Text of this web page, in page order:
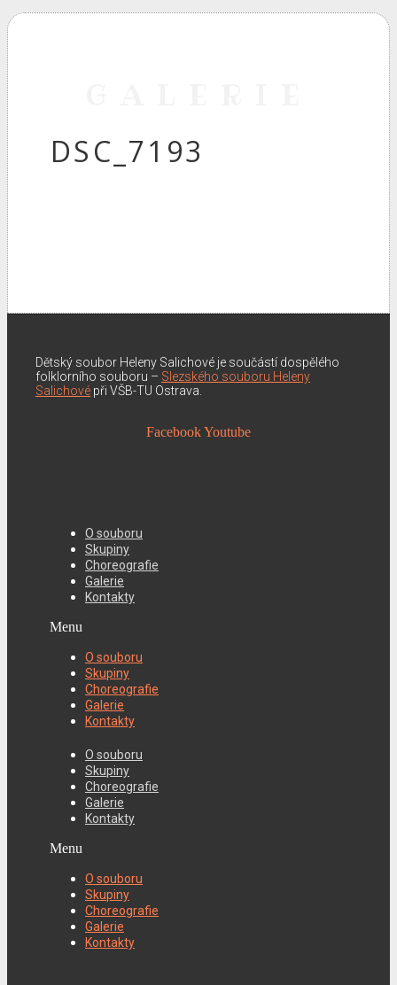
DSC_7193
Dětský soubor Heleny Salichové je součástí dospělého
folklorního souboru – Slezského souboru Heleny
Salichové při VŠB-TU Ostrava.
FacebookYoutube
O souboru
Skupiny
Choreografie
Galerie
Kontakty
Menu
O souboru
Skupiny
Choreografie
Galerie
Kontakty
O souboru
Skupiny
Choreografie
Galerie
Kontakty
Menu
O souboru
Skupiny
Choreografie
Galerie
Kontakty